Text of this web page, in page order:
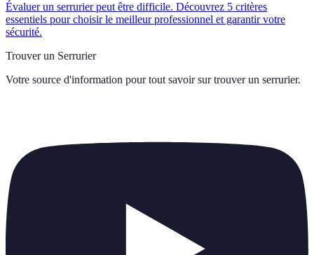
Évaluer un serrurier peut être difficile. Découvrez 5 critères
essentiels pour choisir le meilleur professionnel et garantir votre
sécurité.
Trouver un Serrurier
Votre source d'information pour tout savoir sur trouver un serrurier.